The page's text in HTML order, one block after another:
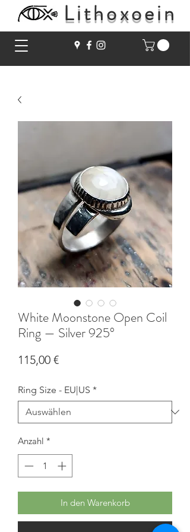
Lithoxoein
White Moonstone Open Coil
Ring — Silver 925°
115,00 €Preis
Ring Size - EU|US *
Anzahl *
In den Warenkorb